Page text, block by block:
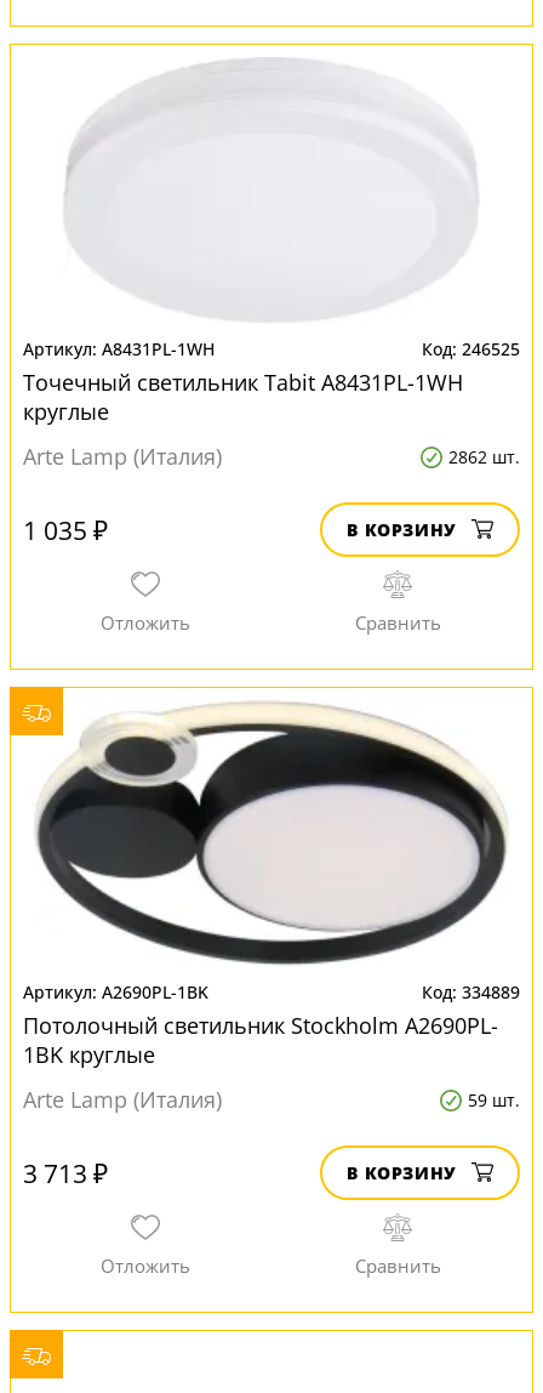
A8431PL-1WH 246525
Точечный светильник Tabit A8431PL-1WH
круглые
Arte Lamp (Италия)
2862 шт.
1 035 ₽ В КОРЗИНУ
A2690PL-1BK 334889
Потолочный светильник Stockholm A2690PL-
1BK круглые
Arte Lamp (Италия)
59 шт.
3 713 ₽ В КОРЗИНУ